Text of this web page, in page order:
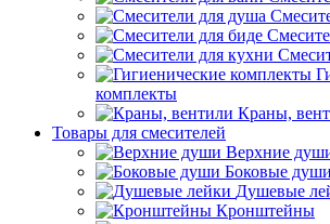
комплекты
Краны,
Товары для смесителей
Верхние
Боковые души
Душевые
Кронштейны